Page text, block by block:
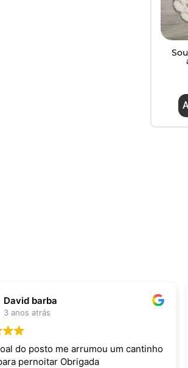
David barba
3 anos atrás
do posto me arrumou um cantinho
pernoitar Obrigada